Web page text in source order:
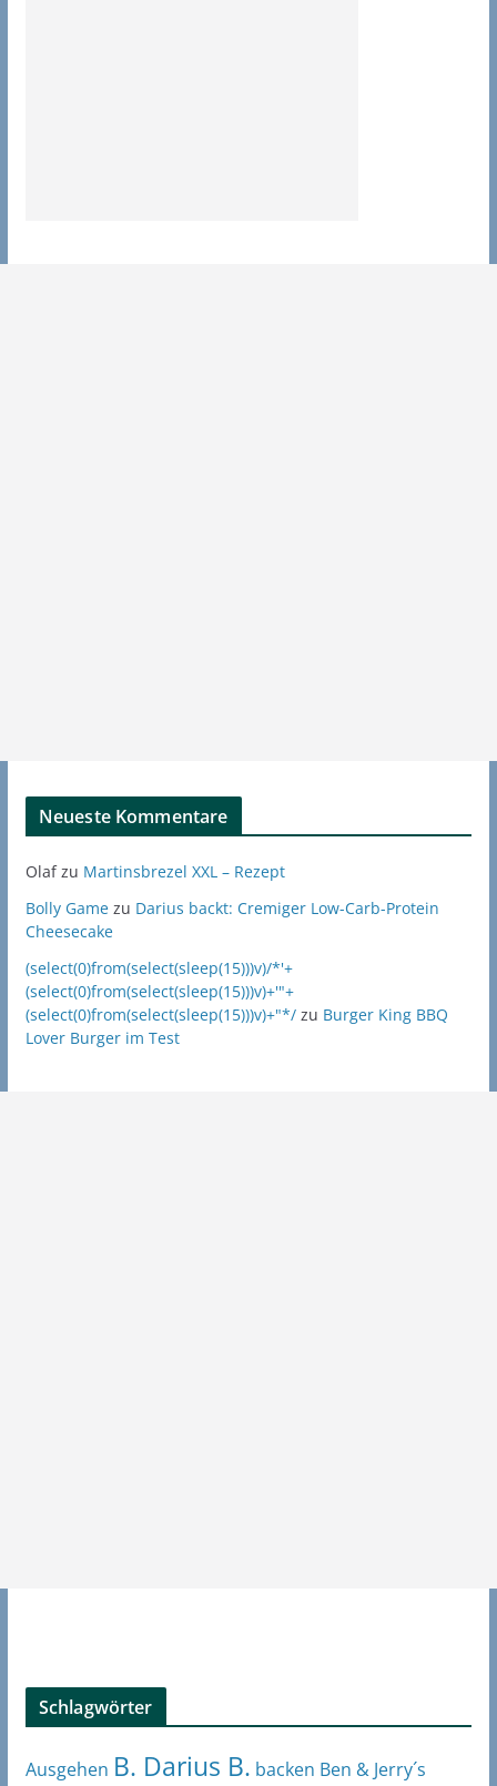
Neueste Kommentare
Olafzu Martinsbrezel XXL – Rezept
Bolly Gamezu Darius backt: Cremiger Low-Carb-Protein
Cheesecake
(select(0)from(select(sleep(15)))v)/*'+
(select(0)from(select(sleep(15)))v)+'"+
(select(0)from(select(sleep(15)))v)+"*/zu Burger King BBQ
Lover Burger im Test
Schlagwörter
Ausgehen B. Darius B. backen Ben & Jerry´s